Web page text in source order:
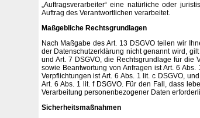
„Auftragsverarbeiter“ eine natürliche oder
Auftrag des Verantwortlichen verarbeitet.
Maßgebliche Rechtsgrundlagen
Nach Maßgabe des Art. 13 DSGVO teilen wir
der Datenschutzerklärung nicht genannt wird,
und Art. 7 DSGVO, die Rechtsgrundlage für die
sowie Beantwortung von Anfragen ist Art. 6
Verpflichtungen ist Art. 6 Abs. 1 lit. c DSGVO,
Art. 6 Abs. 1 lit. f DSGVO. Für den Fall, dass
Verarbeitung personenbezogener Daten
Sicherheitsmaßnahmen